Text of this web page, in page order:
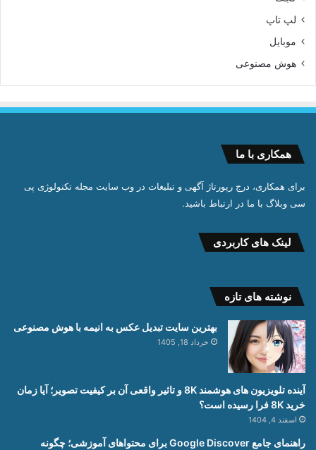
لپ تاپ
موبایل
هوش مصنوعی
همکاری با ما
برای همکاری، درج رپورتاژ آگهی و تبلیغات در وب سایت مجله تکنولوژی پی
سی وبلاگ با ما در ارتباط باشید.
لینک های کاربردی
نوشته های تازه
بهترین سایت تبدیل عکس به انیمه با هوش مصنوعی
خرداد 18, 1405
آینده تلویزیون های هوشمند 8K و تاثیر واقعی آن بر کیفیت تصویر؛ آیا زمان
خرید 8K فرا رسیده است؟
اسفند 4, 1404
راهنمای جامع Google Discover برای محتواهای آموزشی؛ چگونه